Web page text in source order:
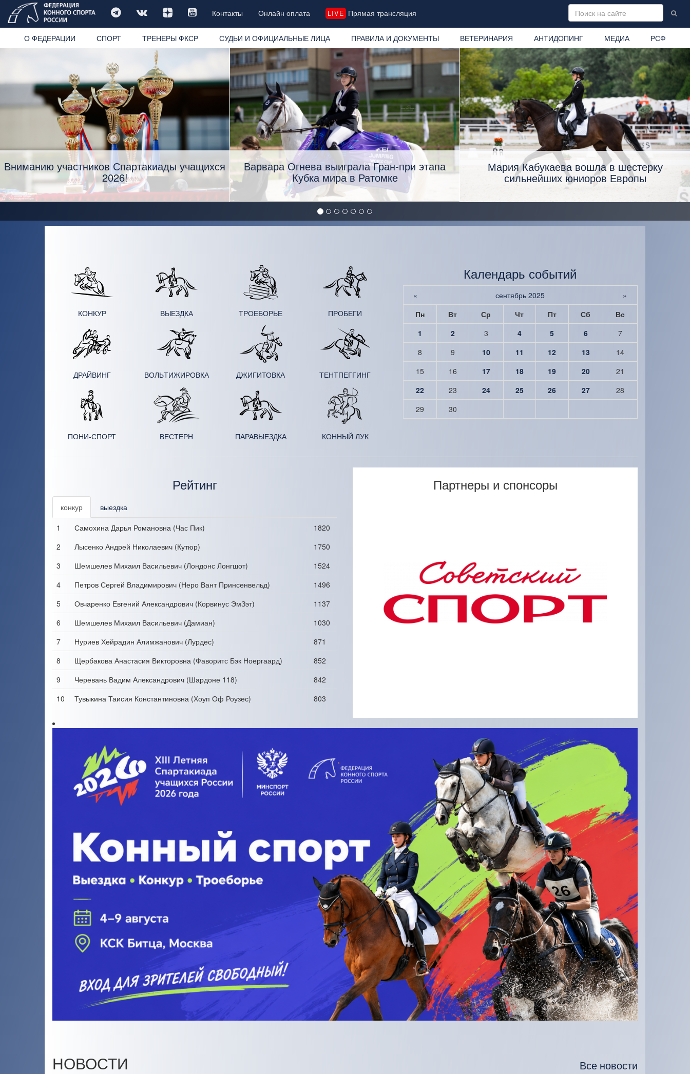
Контакты Онлайн оплата LIVE Прямая трансляция
О ФЕДЕРАЦИИ СПОРТ ТРЕНЕРЫ ФКСР СУДЬИ И ОФИЦИАЛЬНЫЕ ЛИЦА ПРАВИЛА И ДОКУМЕНТЫ ВЕТЕРИНАРИЯ АНТИДОПИНГ МЕДИА РСФ
Вниманию участников Спартакиады учащихся
2026!
Варвара Огнева выиграла Гран-при этапа
Кубка мира в Ратомке
Мария Кабукаева вошла в шестерку
сильнейших юниоров Европы
КОНКУР ВЫЕЗДКА ТРОЕБОРЬЕ ПРОБЕГИ
ДРАЙВИНГ ВОЛЬ­ТИ­ЖИ­РОВ­КА ДЖИ­ГИ­ТОВ­КА ТЕНТ­ПЕГГИНГ
ПОНИ-СПОРТ ВЕСТЕРН ПАРА­ВЫЕЗДКА КОННЫЙ ЛУК
Календарь событий
« сентябрь 2025
»
Пн
Вт Ср Чт Пт Сб
Вс
1
2 3 4 5 6
7
8
9 10 11 12 13
14
15
16 17 18 19 20
21
22
23 24 25 26 27
28
29
30
Рейтинг
конкур
выездка
1
Самохина Дарья Романовна (Час Пик)
1820
2
Лысенко Андрей Николаевич (Кутюр)
1750
3
Шемшелев Михаил Васильевич (Лондонс Лонгшот)
1524
4
Петров Сергей Владимирович (Неро Вант Принсенвельд)
1496
5
Овчаренко Евгений Александрович (Корвинус ЭмЗэт)
1137
6
Шемшелев Михаил Васильевич (Дамиан)
1030
7
Нуриев Хейрадин Алимжанович (Лурдес)
871
8
Щербакова Анастасия Викторовна (Фаворитс Бэк Ноергаард)
852
9
Черевань Вадим Александрович (Шардоне 118)
842
10
Тувыкина Таисия Константиновна (Хоуп Оф Роузес) 803
Партнеры и спонсоры